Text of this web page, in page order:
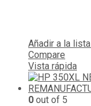
Añadir a la
Compare
Vista rápida
0 out of 5